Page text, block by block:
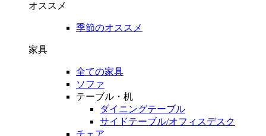
オススメ
季節のオススメ
家具
全ての家具
ソファ
テーブル・机
ダイニングテーブル
サイドテーブル/オフィスデスク